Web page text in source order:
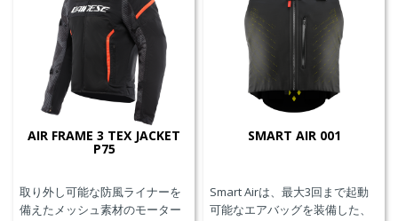
AIR FRAME 3 TEX JACKET
P75
取り外し可能な防風ライナーを
備えたメッシュ素材のモーター
SMART AIR 001
Smart Airは、最大3回まで起動
可能なエアバッグを装備した、